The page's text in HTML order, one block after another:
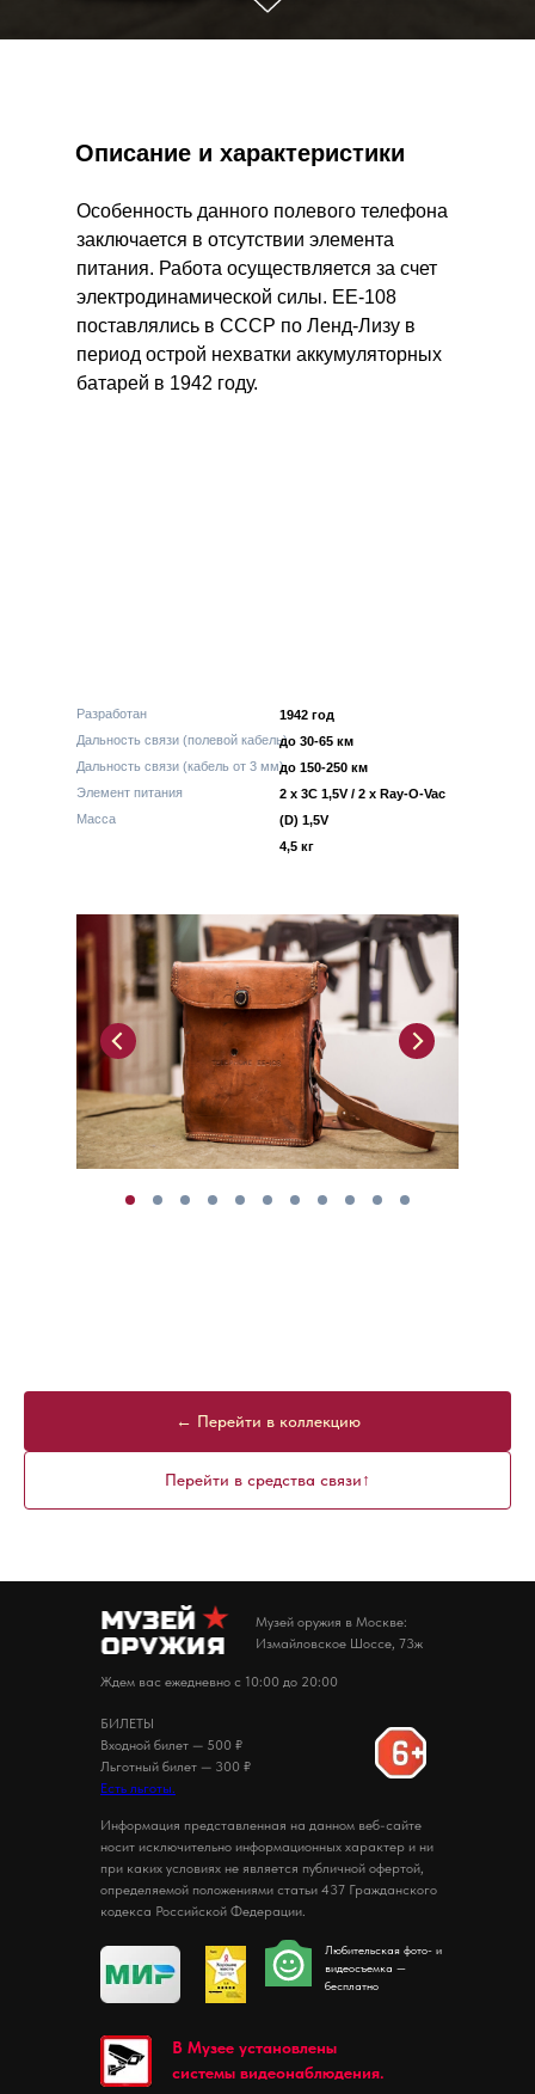
Особенность данного полевого телефона
заключается в отсутствии элемента
питания. Работа осуществляется за счет
электродинамической силы. EE-108
поставлялись в СССР по Ленд-Лизу в
период острой нехватки аккумуляторных
батарей в 1942 году.
Описание и характеристики
Разработан
Дальность связи (полевой кабель)
Дальность связи (кабель от 3 мм)
Элемент питания
Масса
1942 год
до 30-65 км
до 150-250 км
2 х 3С 1,5V / 2 x Ray-O-Vac
(D) 1,5V
4,5 кг
← Перейти в коллекцию
Перейти в средства связи↑
Музей оружия в Москве:
Измайловское Шоссе, 73ж
Информация представленная на данном веб-сайте
носит исключительно информационных характер и ни
при каких условиях не является публичной офертой,
определяемой положениями статьи 437 Гражданского
кодекса Российской Федерации.
В Музее установлены
системы видеонаблюдения.
Ждем вас ежедневно с 10:00 до 20:00
БИЛЕТЫ
Входной билет — 500 ₽
Льготный билет — 300 ₽
Есть льготы.
Любительская фото- и
видеосъемка —
бесплатно